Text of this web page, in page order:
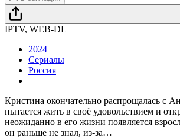
IPTV, WEB-DL
2024
Сериалы
Россия
—
Кристина окончательно распрощалась с
пытается жить в своё удовольствием и
неожиданно в его жизни появляется
он раньше не знал, из-за…